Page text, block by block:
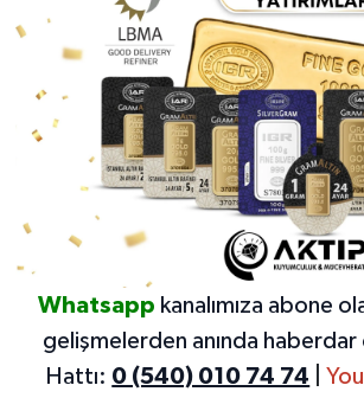
Whatsapp kanalımıza abone
gelişmelerden anında haberdar
Hattı: 0 (540) 010 74 74